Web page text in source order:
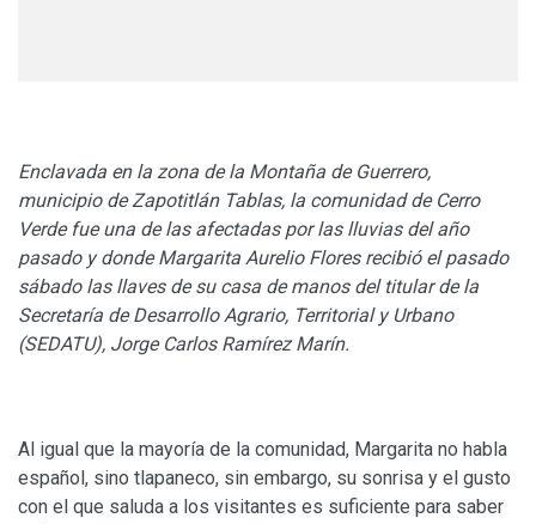
Enclavada en la zona de la Montaña de Guerrero,
municipio de Zapotitlán Tablas, la comunidad de Cerro
Verde fue una de las afectadas por las lluvias del año
pasado y donde Margarita Aurelio Flores recibió el pasado
sábado las llaves de su casa de manos del titular de la
Secretaría de Desarrollo Agrario, Territorial y Urbano
(SEDATU), Jorge Carlos Ramírez Marín.
Al igual que la mayoría de la comunidad, Margarita no habla
español, sino tlapaneco, sin embargo, su sonrisa y el gusto
con el que saluda a los visitantes es suficiente para saber